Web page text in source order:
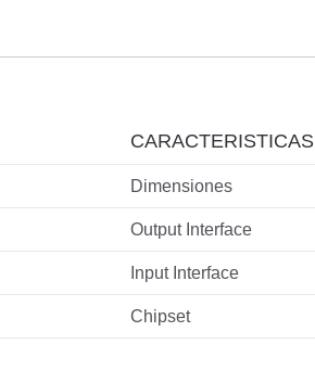
CARACTERISTICAS
Dimensiones
Output Interface
Input Interface
Chipset